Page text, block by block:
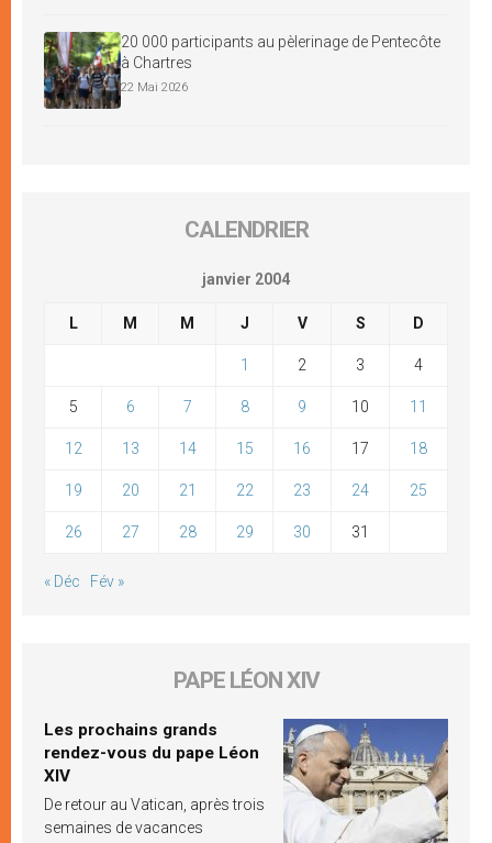
20 000 participants au pèlerinage de Pentecôte
à Chartres
22 Mai 2026
CALENDRIER
janvier 2004
L M M J V S D
1 2 3 4
5 6 7 8 9 10 11
12 13 14 15 16 17 18
19 20 21 22 23 24 25
26 27 28 29 30 31
« Déc Fév »
PAPE LÉON XIV
Les prochains grands
rendez-vous du pape Léon
XIV
De retour au Vatican, après trois
semaines de vacances